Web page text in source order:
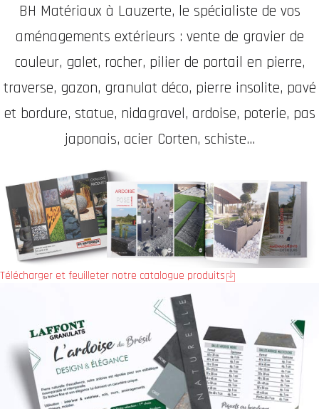
BH Matériaux à Lauzerte, le spécialiste de vos
aménagements extérieurs : vente de gravier de
couleur, galet, rocher, pilier de portail en pierre,
traverse, gazon, granulat déco, pierre insolite, pavé
et bordure, statue, nidagravel, ardoise, poterie, pas
japonais, acier Corten, schiste...
Télécharger et feuilleter notre catalogue produits